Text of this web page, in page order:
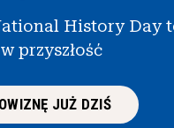
History Day
przyszłość
JUŻ DZIŚ